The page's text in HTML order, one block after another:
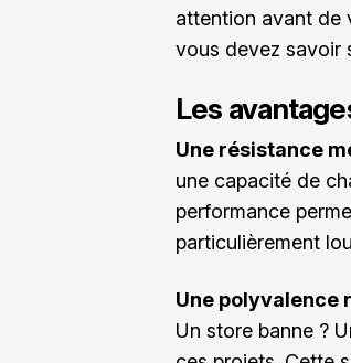
attention avant de
vous devez savoir
Les
Une résistance
une capacité de
performance
particulièrement
Une polyvalence
Un store banne ?